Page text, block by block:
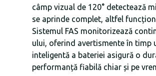
câmp vizual de 120° detectează
se aprinde complet, altfel
Sistemul FAS monitorizează
ului, oferind avertismente în timp
inteligentă a bateriei asigură o
performanță fiabilă chiar și pe